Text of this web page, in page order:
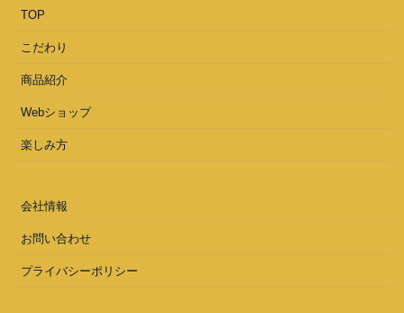
TOP
こだわり
商品紹介
Webショップ
楽しみ方
会社情報
お問い合わせ
プライバシーポリシー